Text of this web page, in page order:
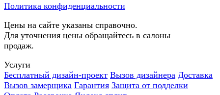
Политика конфиденциальности
Цены на сайте указаны справочно.
Для уточнения цены обращайтесь в салоны
продаж.
Услуги
Бесплатный дизайн-проект Вызов дизайнера Доставка
Вызов замерщика Гарантия Защита от подделки